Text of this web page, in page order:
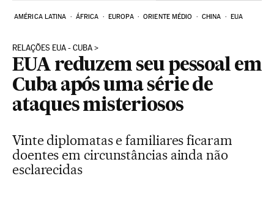
AMÉRICA LATINA ÁFRICA EUROPA ORIENTE MÉDIO CHINA EUA
RELAÇÕES EUA - CUBA
EUA reduzem seu pessoal em
Cuba após uma série de
ataques misteriosos
Vinte diplomatas e familiares ficaram
doentes em circunstâncias ainda não
esclarecidas